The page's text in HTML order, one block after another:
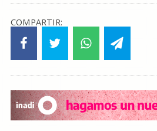
COMPARTIR: